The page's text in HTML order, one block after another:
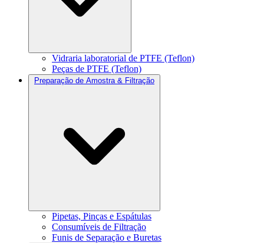
Vidraria laboratorial de PTFE (Teflon)
Peças de PTFE (Teflon)
Preparação de Amostra & Filtração
Pipetas, Pinças e Espátulas
Consumíveis de Filtração
Funis de Separação e Buretas